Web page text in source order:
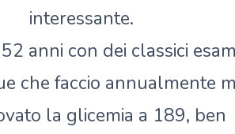
interessante.
anni con dei classici
che faccio annualmente
la glicemia a 189, ben